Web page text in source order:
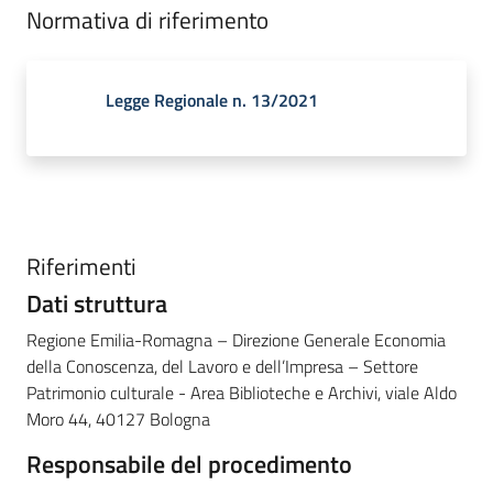
Normativa di riferimento
Legge Regionale n. 13/2021
Riferimenti
Dati struttura
Regione Emilia-Romagna – Direzione Generale Economia
della Conoscenza, del Lavoro e dell’Impresa – Settore
Patrimonio culturale - Area Biblioteche e Archivi, viale Aldo
Moro 44, 40127 Bologna
Responsabile del procedimento